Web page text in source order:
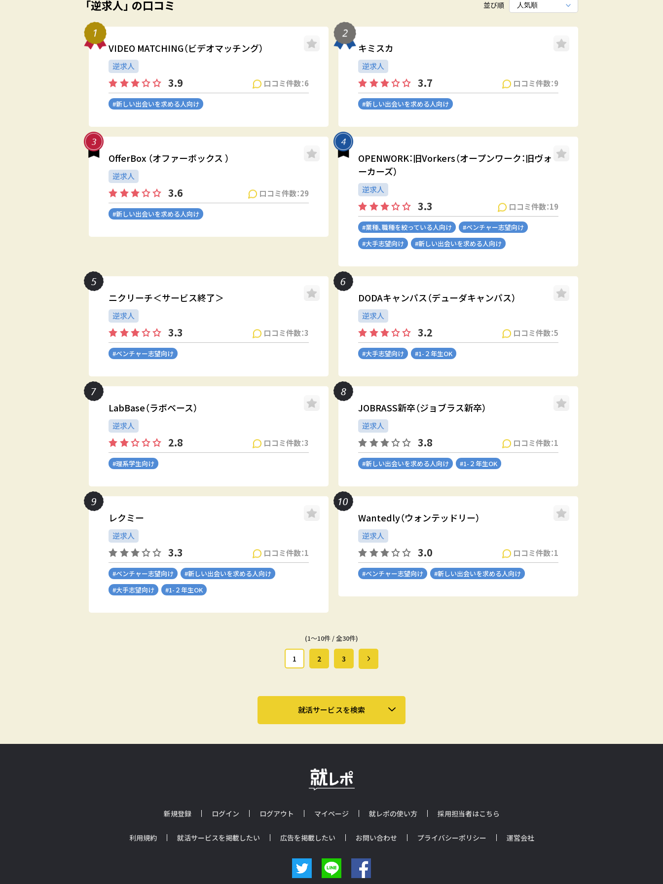
「逆求人」 の口コミ 並び順
VIDEO MATCHING（ビデオマッチング）
逆求人
3.9 口コミ件数：6
#新しい出会いを求める人向け
キミスカ
逆求人
3.7 口コミ件数：9
#新しい出会いを求める人向け
OfferBox （オファーボックス ）
逆求人
3.6 口コミ件数：29
#新しい出会いを求める人向け
OPENWORK：旧Vorkers（オープンワーク：旧ヴォ
ーカーズ）
逆求人
3.3 口コミ件数：19
#業種、職種を絞っている人向け
#ベンチャー志望向け
#大手志望向け
#新しい出会いを求める人向け
ニクリーチ＜サービス終了＞
逆求人
3.3 口コミ件数：3
#ベンチャー志望向け
DODAキャンパス（デューダキャンパス）
逆求人
3.2 口コミ件数：5
#大手志望向け #1-２年生OK
LabBase（ラボベース）
逆求人
2.8 口コミ件数：3
#理系学生向け
JOBRASS新卒（ジョブラス新卒）
逆求人
3.8 口コミ件数：1
#新しい出会いを求める人向け #1-２年生OK
レクミー
逆求人
3.3 口コミ件数：1
#ベンチャー志望向け
#新しい出会いを求める人向け
#大手志望向け
#1-２年生OK
Wantedly（ウォンテッドリー）
逆求人
3.0 口コミ件数：1
#ベンチャー志望向け #新しい出会いを求める人向け
(1～10件 / 全30件)
1 2 3
就活サービスを検索
新規登録 ログイン ログアウト マイページ 就レポの使い方 採用担当者はこちら
利用規約 就活サービスを掲載したい 広告を掲載したい お問い合わせ プライバシーポリシー 運営会社